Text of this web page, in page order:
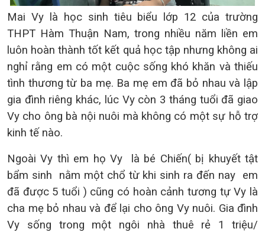
Mai Vy là học sinh tiêu biểu lớp 12 của trường
THPT Hàm Thuận Nam, trong nhiều năm liền em
luôn hoàn thành tốt kết quả học tập nhưng không ai
nghỉ rằng em có một cuộc sống khó khăn và thiếu
tình thương từ ba mẹ. Ba mẹ em đã bỏ nhau và lập
gia đình riêng khác, lúc Vy còn 3 tháng tuổi đã giao
Vy cho ông bà nội nuôi mà không có một sự hỗ trợ
kinh tế nào.
Ngoài Vy thì em họ Vy là bé Chiến( bị khuyết tật
bẩm sinh nằm một chổ từ khi sinh ra đến nay em
đã được 5 tuổi ) cũng có hoàn cảnh tương tự Vy là
cha mẹ bỏ nhau và để lại cho ông Vy nuôi. Gia đình
Vy sống trong một ngôi nhà thuê rẻ 1 triệu/